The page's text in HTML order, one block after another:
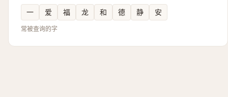
一 爱 福 龙 和 德 静 安
常被查询的字